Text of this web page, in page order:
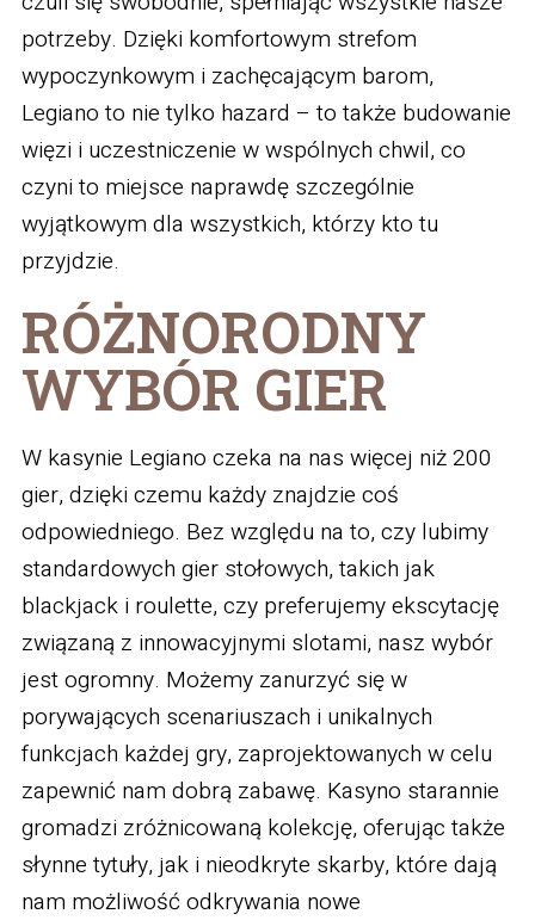
potrzeby. Dzięki komfortowym strefom
wypoczynkowym i zachęcającym barom,
Legiano to nie tylko hazard – to także budowanie
więzi i uczestniczenie w wspólnych chwil, co
czyni to miejsce naprawdę szczególnie
wyjątkowym dla wszystkich, którzy kto tu
przyjdzie.
RÓŻNORODNY
WYBÓR GIER
W kasynie Legiano czeka na nas więcej niż 200
gier, dzięki czemu każdy znajdzie coś
odpowiedniego. Bez względu na to, czy lubimy
standardowych gier stołowych, takich jak
blackjack i roulette, czy preferujemy ekscytację
związaną z innowacyjnymi slotami, nasz wybór
jest ogromny. Możemy zanurzyć się w
porywających scenariuszach i unikalnych
funkcjach każdej gry, zaprojektowanych w celu
zapewnić nam dobrą zabawę. Kasyno starannie
gromadzi zróżnicowaną kolekcję, oferując także
słynne tytuły, jak i nieodkryte skarby, które dają
nam możliwość odkrywania nowe